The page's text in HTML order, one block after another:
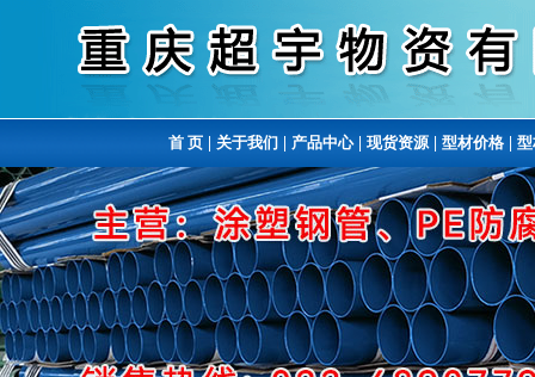
首 页 关于我们 产品中心| 现货资源| 型材价格